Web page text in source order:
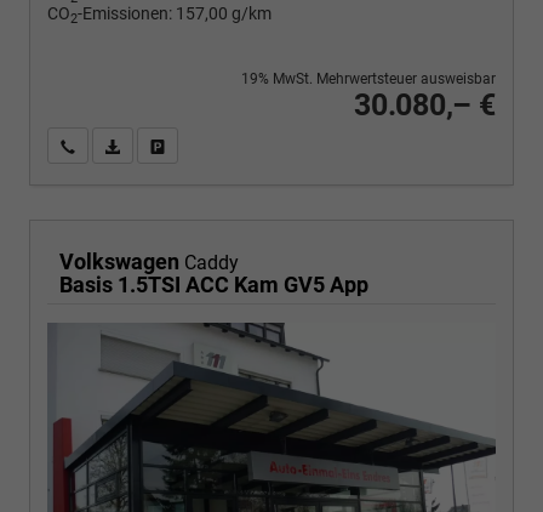
CO2-Emissionen: 157,00 g/km
30.080,– €
19% MwSt. Mehrwertsteuer ausweisbar
Wir rufen Sie anPDF-Fahrzeugexposé drucken
Volkswagen Caddy
Basis 1.5TSI ACC Kam GV5 App